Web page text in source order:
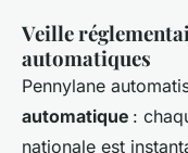
Veille
automatiques
Pennylane
automatique :
nationale est